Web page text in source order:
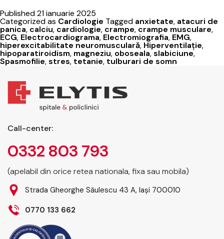
spasmofilia?
Prevenție
și
tratament
la
Hospital
Published21 ianuarie 2025
Categorized as Cardiologie Tagged anxietate, atacuri de
panica, calciu, cardiologie, crampe, crampe musculare,
ECG, Electrocardiograma, Electromiografia, EMG,
hiperexcitabilitate neuromusculară, Hiperventilație,
hipoparatiroidism, magneziu, oboseala,slabiciune,
Spasmofilie,stres, tetanie, tulburari de somn
Call-center:
0332 803 793
(apelabil din orice retea nationala, fixa sau mobila)
Strada Gheorghe Săulescu 43 A, Iași 700010
0770 133 662